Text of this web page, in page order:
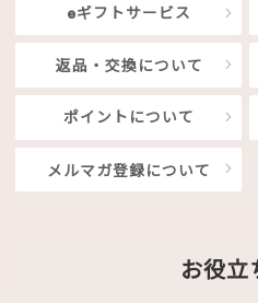
eギフトサービス
返品・交換について
ポイントについて
メルマガ登録について
お役立